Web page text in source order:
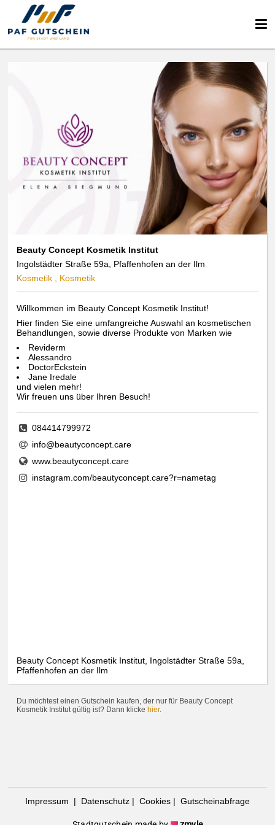
Beauty Concept Kosmetik Institut
Ingolstädter Straße 59a, Pfaffenhofen an der Ilm
Kosmetik , Kosmetik
Willkommen im Beauty Concept Kosmetik Institut!
Hier finden Sie eine umfangreiche Auswahl an kosmetischen
Behandlungen, sowie diverse Produkte von Marken wie
Reviderm
Alessandro
DoctorEckstein
Jane Iredale
und vielen mehr!
Wir freuen uns über Ihren Besuch!
084414799972
info@beautyconcept.care
www.beautyconcept.care
instagram.com/beautyconcept.care?r=nametag
Beauty Concept Kosmetik Institut, Ingolstädter Straße 59a,
Pfaffenhofen an der Ilm
Du möchtest einen Gutschein kaufen, der nur für Beauty Concept
Kosmetik Institut gültig ist? Dann klicke hier.
Impressum | Datenschutz| Cookies| Gutscheinabfrage